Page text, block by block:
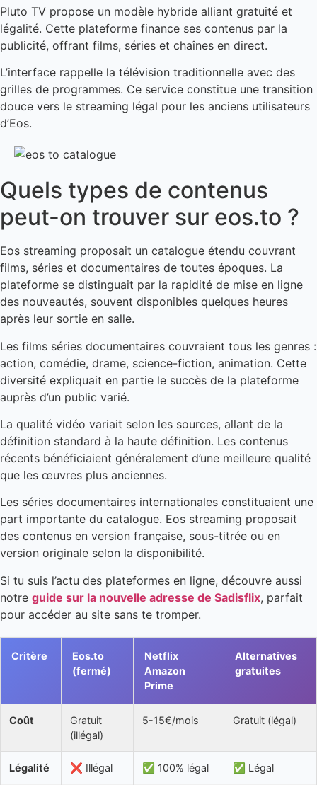
Pluto TV propose un modèle hybride alliant gratuité et
légalité. Cette plateforme finance ses contenus par la
publicité, offrant films, séries et chaînes en direct.
L’interface rappelle la télévision traditionnelle avec des
grilles de programmes. Ce service constitue une transition
douce vers le streaming légal pour les anciens utilisateurs
d’Eos.
Quels types de contenus
peut-on trouver sur eos.to ?
Eos streaming proposait un catalogue étendu couvrant
films, séries et documentaires de toutes époques. La
plateforme se distinguait par la rapidité de mise en ligne
des nouveautés, souvent disponibles quelques heures
après leur sortie en salle.
Les films séries documentaires couvraient tous les genres :
action, comédie, drame, science-fiction, animation. Cette
diversité expliquait en partie le succès de la plateforme
auprès d’un public varié.
La qualité vidéo variait selon les sources, allant de la
définition standard à la haute définition. Les contenus
récents bénéficiaient généralement d’une meilleure qualité
que les œuvres plus anciennes.
Les séries documentaires internationales constituaient une
part importante du catalogue. Eos streaming proposait
des contenus en version française, sous-titrée ou en
version originale selon la disponibilité.
Si tu suis l’actu des plateformes en ligne, découvre aussi
notre guide sur la nouvelle adresse de Sadisflix, parfait
pour accéder au site sans te tromper.
Critère
Eos.to
(fermé)
Netflix
Amazon
Prime
Alternatives
gratuites
Coût
Gratuit
(illégal)
5-15€/mois Gratuit (légal)
Légalité ❌ Illégal ✅ 100% légal ✅ Légal